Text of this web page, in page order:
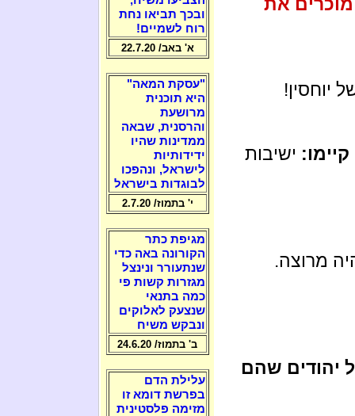
יוחסין!
ישיבות
מרוצה.
יהודים שהם
ובכך תביאו נחת
רוח לשמיים!
א' באב/ 22.7.20
"עסקת המאה"
היא תוכנית
מרושעת
והרסנית, שבאה
ממדינות שהיו
ידידותיות
לישראל, ונהפכו
לבוגדות בישראל
י' בתמוז/ 2.7.20
מגיפת כתר
הקורונה באה כדי
שנתעורר ונינצל
מגזרות קשות פי
כמה בתנאי
שנצעק לאלוקים
ונבקש משיח
ב' בתמוז/ 24.6.20
עלילת הדם
בפרשת דומא זו
מזימה פלסטינית